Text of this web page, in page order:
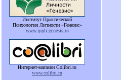
Институт Практической
Психологии Личности «Генезис»
www.ippli-genesis.ru
Интернет-магазин Colibri.ru
www.colibri.ru